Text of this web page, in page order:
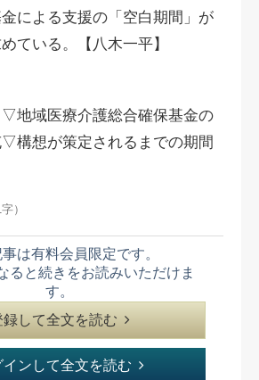
による支援の「空白期間」が
ている。【八木一平】
地域医療介護総合確保基金の
構想が策定されるまでの期間
）
は有料会員限定です。
ると続きをお読みいただけま
す。
録して全文を読む
インして全文を読む